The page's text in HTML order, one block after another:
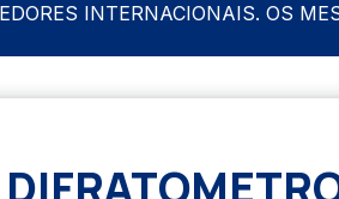
INTERNACIONAIS. OS